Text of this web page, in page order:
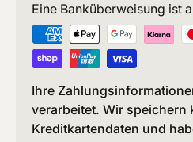
Eine Banküberweisung ist
Ihre
verarbeitet. Wir speichern
Kreditkartendaten und